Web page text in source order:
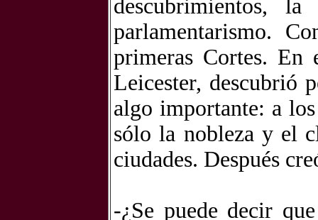
descubrimientos,
parlamentarismo.
primeras Cortes.
Leicester, descubrió
algo importante: a
sólo la nobleza y el
ciudades. Después
-¿Se puede decir